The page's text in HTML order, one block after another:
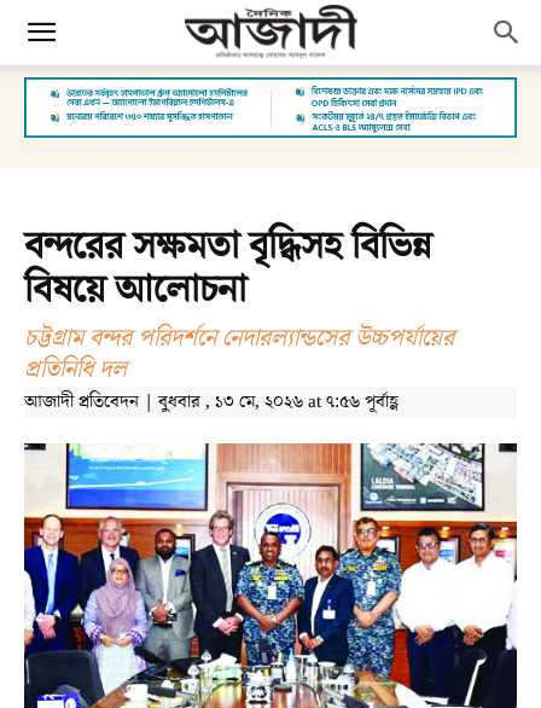
বন্দরের সক্ষমতা বৃদ্ধিসহ বিভিন্ন
বিষয়ে আলোচনা
চট্টগ্রাম বন্দর পরিদর্শনে নেদারল্যান্ডসের উচ্চপর্যায়ের
প্রতিনিধি দল
আজাদী প্রতিবেদন | বুধবার , ১৩ মে, ২০২৬ at ৭:৫৬ পূর্বাহ্ণ